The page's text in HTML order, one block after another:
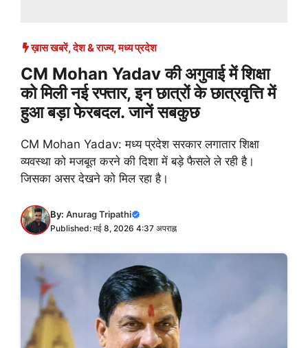
ख़ास खबरें,देश & राज्य,मध्य प्रदेश
CM Mohan Yadav की अगुवाई में शिक्षा
को मिली नई रफ्तार, इन छात्रों के छात्रवृत्ति में
हुआ बड़ा फेरबदल. जानें सबकुछ
CM Mohan Yadav: मध्य प्रदेश सरकार लगातार शिक्षा
व्यवस्था को मजबूत करने की दिशा में बड़े फैसले ले रही है।
जिसका असर देखने को मिल रहा है।
By: Anurag Tripathi
Published: मई 8, 2026 4:37 अपराह्न